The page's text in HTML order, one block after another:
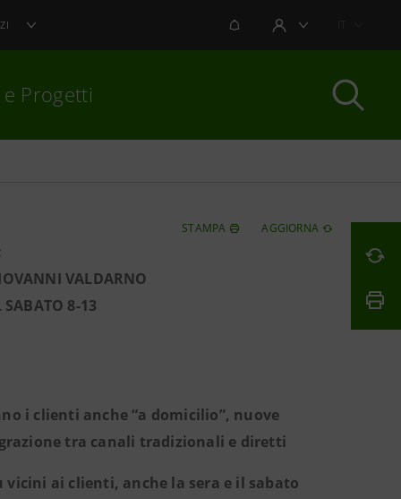
NOTIFICHEAREA UTENTE
e Progetti
STAMPA AGGIORNA
VALDARNO
SABATO 8-13
i clienti anche “a domicilio”, nuove
tra canali tradizionali e diretti
vicini ai clienti, anche la sera e il sabato